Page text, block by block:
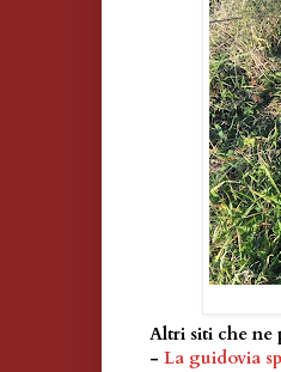
Altri siti che ne
- La guidovia